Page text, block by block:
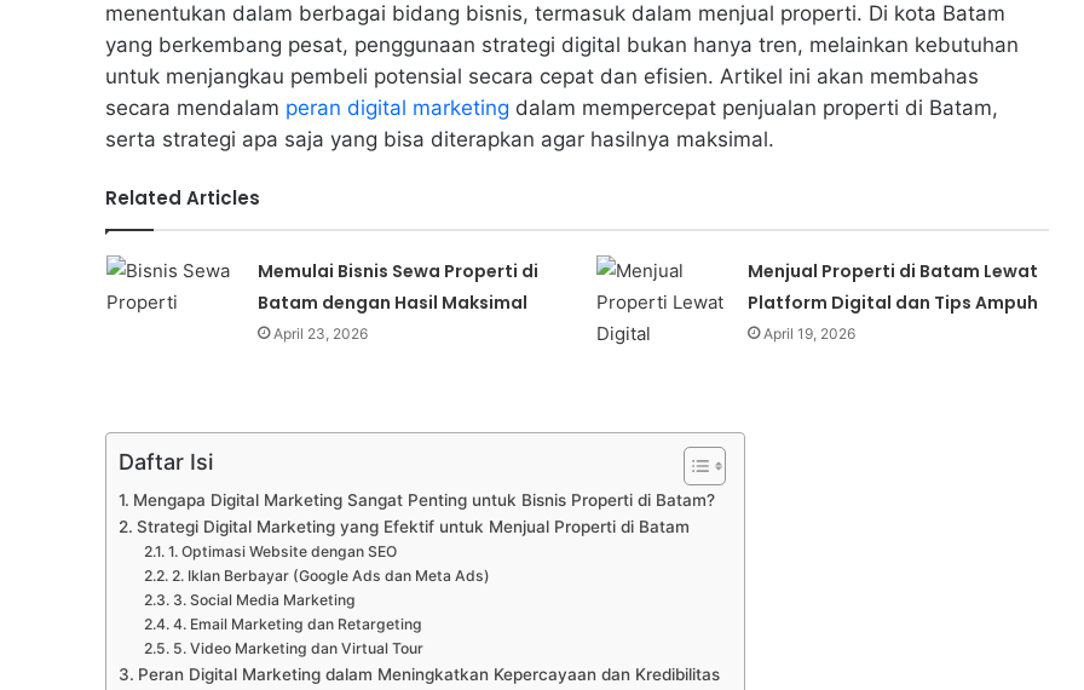
menentukan dalam berbagai bidang bisnis, termasuk dalam menjual properti. Di kota Batam
yang berkembang pesat, penggunaan strategi digital bukan hanya tren, melainkan kebutuhan
untuk menjangkau pembeli potensial secara cepat dan efisien. Artikel ini akan membahas
secara mendalam peran digital marketing dalam mempercepat penjualan properti di Batam,
serta strategi apa saja yang bisa diterapkan agar hasilnya maksimal.
Related Articles
Memulai Bisnis Sewa Properti di
Batam dengan Hasil Maksimal
April 23, 2026
Menjual Properti di Batam Lewat
Platform Digital dan Tips Ampuh
April 19, 2026
Daftar Isi
Mengapa Digital Marketing Sangat Penting untuk Bisnis Properti di Batam?
Strategi Digital Marketing yang Efektif untuk Menjual Properti di Batam
1. Optimasi Website dengan SEO
2. Iklan Berbayar (Google Ads dan Meta Ads)
3. Social Media Marketing
4. Email Marketing dan Retargeting
5. Video Marketing dan Virtual Tour
Peran Digital Marketing dalam Meningkatkan Kepercayaan dan Kredibilitas